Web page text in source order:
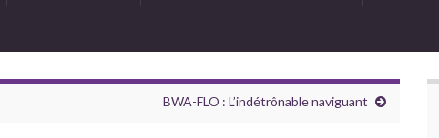
BWA-FLO : L’indétrônable naviguant